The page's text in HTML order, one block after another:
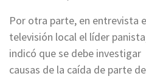
Por otra parte, en entrevista
televisión local el líder
indicó que se debe
causas de la caída de parte